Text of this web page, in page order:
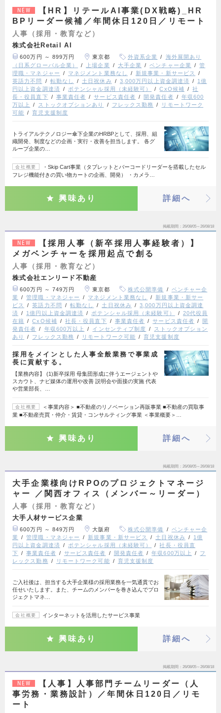
NEW
【HR】リテールAI事業(DX戦略)_HR
BPリーダー候補／年間休日120日／リモート
人事（採用・教育など）
株式会社Retail AI
600万円 ～ 899万円 東京都 外資系企業
海外展開あり
（日系グローバル企業）
上場企業 大手企業 ベンチャー企業
管
理職・マネジャー
マネジメント業務なし
新規事業・新サービス
英語力不問
転勤なし 土日祝休み 3,000万円以上資金調達済
1億
円以上資金調達済
ポテンシャル採用（未経験可） CxO候補
社
長・役員直下
事業責任者 サービス責任者 開発責任者
年収600
万以上
ストックオプションあり フレックス勤務
リモートワーク
可能
育児支援制度
トライアルテクノロジー傘下企業のHRBPとして、採用、組
織開発、制度などの企画・実行・改善を担当します。 各グ
ループ企業の…
会社概要
・Skip Cart事業（タブレットとバーコードリーダーを搭載したセル
フレジ機能付きの買い物カートの企画、開発） ・カメラ…
興味あり 詳細へ
掲載期間 26/08/05～26/08/18
NEW
【採用人事（新卒採用人事経験者）】
メガベンチャーを採用起点で創る
人事（採用・教育など）
株式会社エンリード不動産
600万円 ～ 749万円 東京都 株式公開準備
ベンチャー企
業
管理職・マネジャー マネジメント業務なし
新規事業・新サー
ビス
英語力不問 転勤なし 土日祝休み
3,000万円以上資金調達
済
1億円以上資金調達済 ポテンシャル採用（未経験可）
20代役員
在籍
CxO候補 社長・役員直下 事業責任者 サービス責任者
開
発責任者
年収600万以上 インセンティブ制度
ストックオプション
あり
フレックス勤務 リモートワーク可能 育児支援制度
採用をメインとした人事全般業務で事業成
長に貢献する。
【業務内容】 (1)新卒採用 母集団形成に伴うエージェントや
スカウト、ナビ媒体の運用や改善 説明会や面接の実施 代表
や営業部長、…
会社概要
＜事業内容＞ ■不動産のリノベーション再販事業 ■不動産の買取事
業 ■不動産売買・仲介・賃貸・コンサルティング事業 ＜事業概要＞…
興味あり 詳細へ
掲載期間 26/08/05～26/08/18
大手企業様向けRPOのプロジェクトマネージ
ャー ／関西オフィス（メンバー～リーダー）
人事（採用・教育など）
大手人材サービス企業
600万円 ～ 849万円 大阪府 株式公開準備
ベンチャー企
業
管理職・マネジャー 新規事業・新サービス 土日祝休み
1億
円以上資金調達済
ポテンシャル採用（未経験可）
社長・役員直
下
事業責任者 サービス責任者 開発責任者 年収600万以上
フ
レックス勤務
リモートワーク可能 育児支援制度
ご入社後は、担当する大手企業様の採用業務を一気通貫でお
任せいたします。また、チームのメンバーを巻き込んでプロ
ジェクトマネ…
会社概要 インターネットを活用したサービス事業
興味あり 詳細へ
掲載期間 26/08/05～26/08/18
NEW
【人事】人事部門チームリーダー（人
事労務・業務設計）／年間休日120日／リモ
ート